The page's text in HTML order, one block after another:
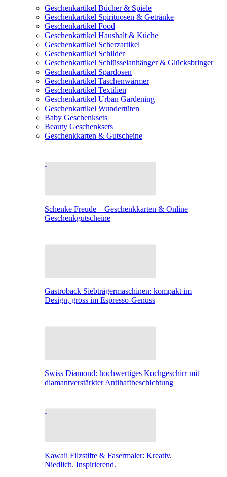
Geschenkartikel Bücher & Spiele
Geschenkartikel Spirituosen & Getränke
Geschenkartikel Food
Geschenkartikel Haushalt & Küche
Geschenkartikel Scherzartikel
Geschenkartikel Schilder
Geschenkartikel Schlüsselanhänger & Glücksbringer
Geschenkartikel Spardosen
Geschenkartikel Taschenwärmer
Geschenkartikel Textilien
Geschenkartikel Urban Gardening
Geschenkartikel Wundertüten
Baby Geschenksets
Beauty Geschenksets
Geschenkkarten & Gutscheine
Schenke Freude – Geschenkkarten & Online
Geschenkgutscheine
Gastroback Siebträgermaschinen: kompakt im
Design, gross im Espresso-Genuss
Swiss Diamond: hochwertiges Kochgeschirr mit
diamantverstärkter Antihaftbeschichtung
Kawaii Filzstifte & Fasermaler: Kreativ.
Niedlich. Inspirierend.